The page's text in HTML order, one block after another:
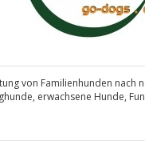
von Familienhunden nach
erwachsene Hunde,